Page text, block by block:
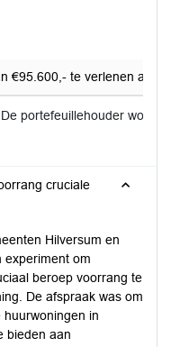
€95.600,- te verlenen aan
portefeuillehouder wordt
cruciale
Hilversum en
experiment om
beroep voorrang te
De afspraak was om
in
bieden aan